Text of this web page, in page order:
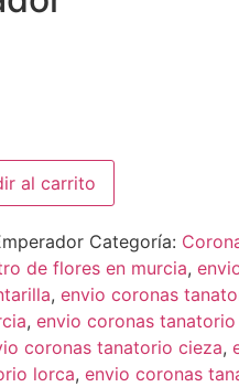
al carrito
Categoría:
de flores en murcia,
, envio coronas
, envio coronas tanatorio
coronas tanatorio cieza,
lorca, envio coronas